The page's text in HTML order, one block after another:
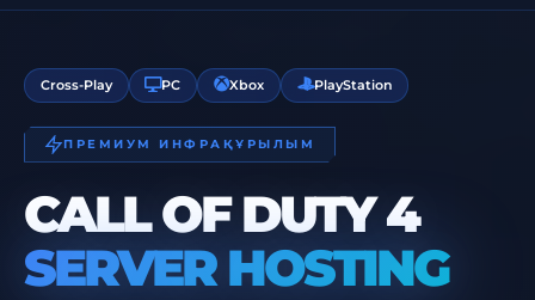
Cross-Play PC Xbox PlayStation
ПРЕМИУМ ИНФРАҚҰРЫЛЫМ
CALL OF DUTY 4
SERVER HOSTING